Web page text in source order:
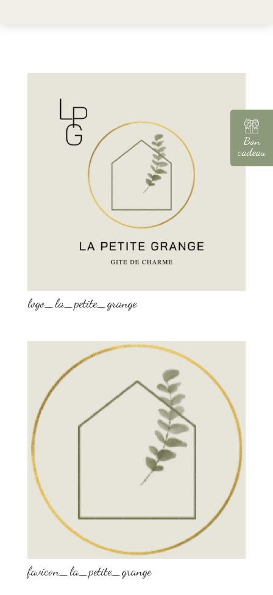
Bon
cadeau
logo_la_petite_grange
favicon_la_petite_grange